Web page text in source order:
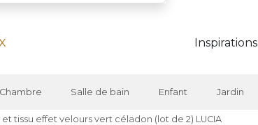
Inspirations
Chambre Salle de bain Enfant Jardin
tissu effet velours vert céladon (lot de 2) LUCIA